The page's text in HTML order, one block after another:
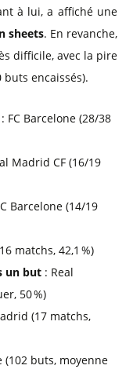
à lui, a affiché une
sheets. En revanche,
difficile, avec la pire
encaissés).
: FC Barcelone (28/38
Madrid CF (16/19
Barcelone (14/19
matchs, 42,1 %)
un but : Real
50 %)
(17 matchs,
(102 buts, moyenne